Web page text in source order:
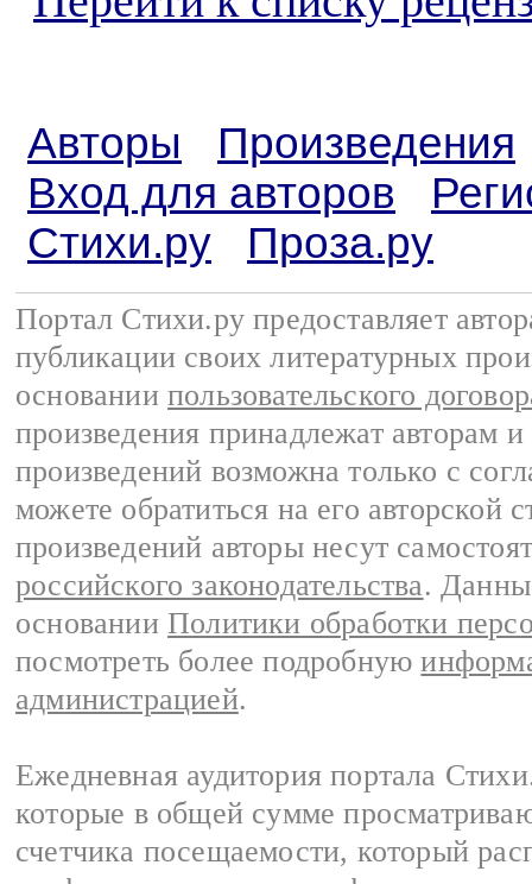
Авторы
Произведения
Вход для авторов
Стихи.ру
Проза.ру
Портал Стихи.ру предоставляет
публикации своих литературных
основании пользовательского
произведения принадлежат авторам
произведений возможна только с
можете обратиться на его авторской
произведений авторы несут
российского законодательства.
основании Политики обработки
посмотреть более подробную
администрацией.
Ежедневная аудитория портала
которые в общей сумме
счетчика посещаемости, который